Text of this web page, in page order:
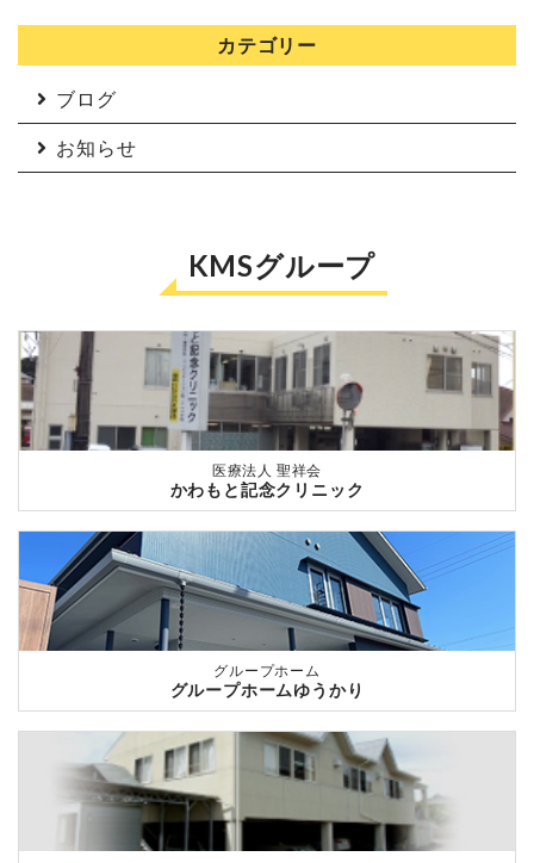
カテゴリー
ブログ
お知らせ
KMSグループ
医療法人 聖祥会
かわもと記念クリニック
グループホーム
グループホームゆうかり